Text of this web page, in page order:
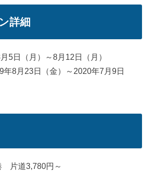
詳細
5日（月）～8月12日（月）
年8月23日（金）～2020年7月9日
片道3,780円～